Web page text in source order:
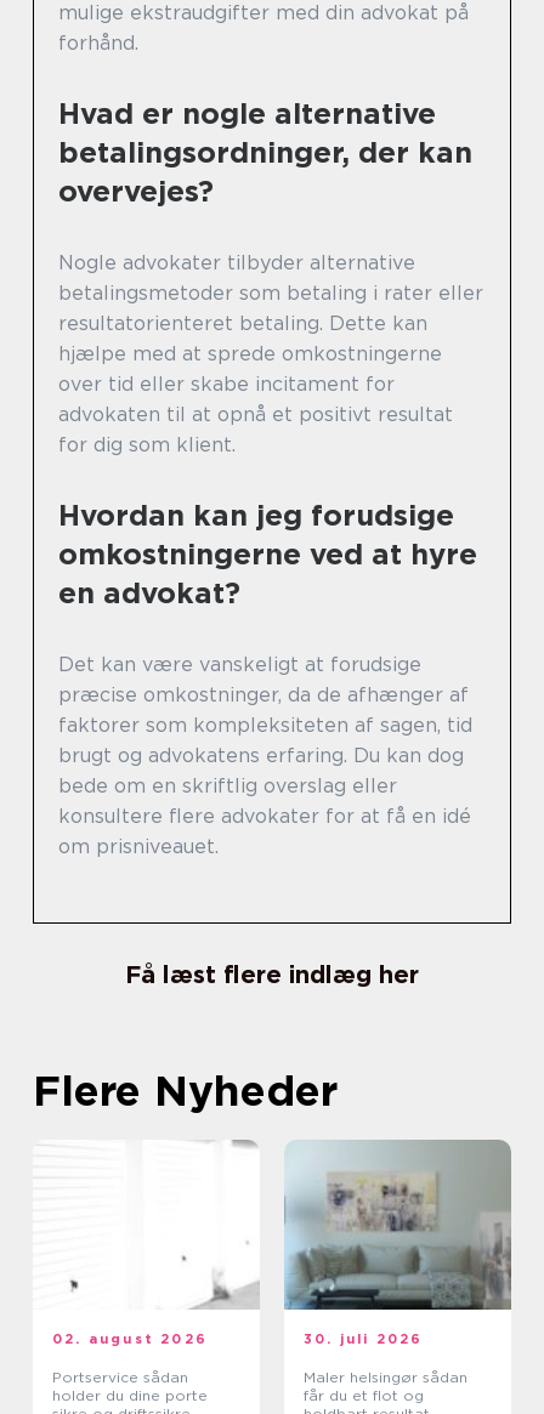
mulige ekstraudgifter med din advokat på
forhånd.
Hvad er nogle alternative
betalingsordninger, der kan
overvejes?
Nogle advokater tilbyder alternative
betalingsmetoder som betaling i rater eller
resultatorienteret betaling. Dette kan
hjælpe med at sprede omkostningerne
over tid eller skabe incitament for
advokaten til at opnå et positivt resultat
for dig som klient.
Hvordan kan jeg forudsige
omkostningerne ved at hyre
en advokat?
Det kan være vanskeligt at forudsige
præcise omkostninger, da de afhænger af
faktorer som kompleksiteten af sagen, tid
brugt og advokatens erfaring. Du kan dog
bede om en skriftlig overslag eller
konsultere flere advokater for at få en idé
om prisniveauet.
Få læst flere indlæg her
Flere Nyheder
02. august 2026
Portservice sådan
holder du dine porte
30. juli 2026
Maler helsingør sådan
får du et flot og